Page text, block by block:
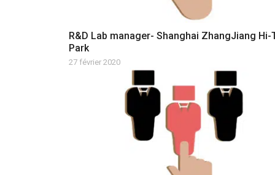
R&D Lab manager- Shanghai ZhangJiang Hi-
Park
27 février 2020